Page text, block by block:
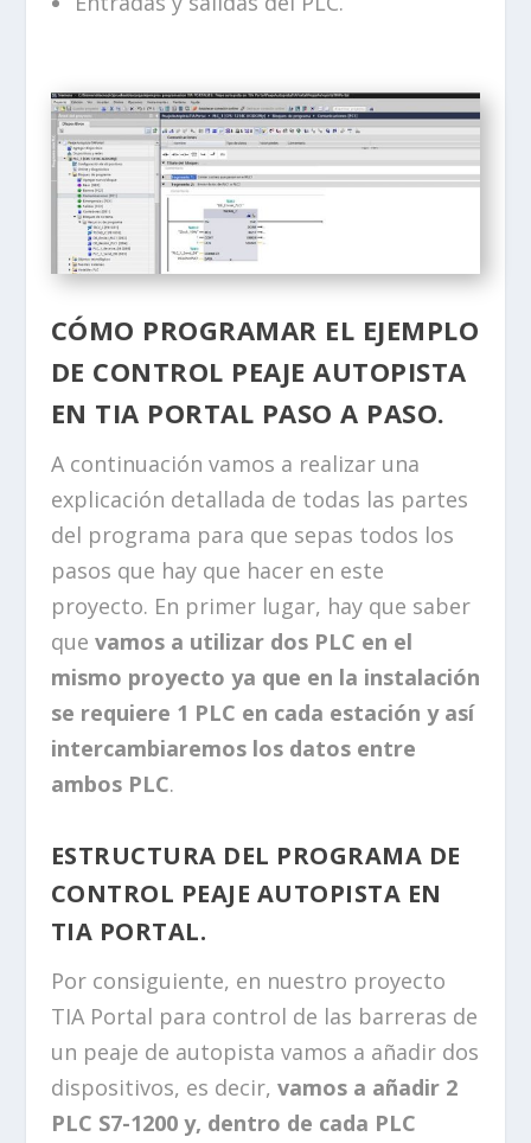
CÓMO PROGRAMAR EL EJEMPLO
DE CONTROL PEAJE AUTOPISTA
EN TIA PORTAL PASO A PASO.
A continuación vamos a realizar una
explicación detallada de todas las partes
del programa para que sepas todos los
pasos que hay que hacer en este
proyecto. En primer lugar, hay que saber
que vamos a utilizar dos PLC en el
mismo proyecto ya que en la instalación
se requiere 1 PLC en cada estación y así
intercambiaremos los datos entre
ambos PLC.
ESTRUCTURA DEL PROGRAMA DE
CONTROL PEAJE AUTOPISTA EN
TIA PORTAL.
Por consiguiente, en nuestro proyecto
TIA Portal para control de las barreras de
un peaje de autopista vamos a añadir dos
dispositivos, es decir, vamos a añadir 2
PLC S7-1200 y, dentro de cada PLC